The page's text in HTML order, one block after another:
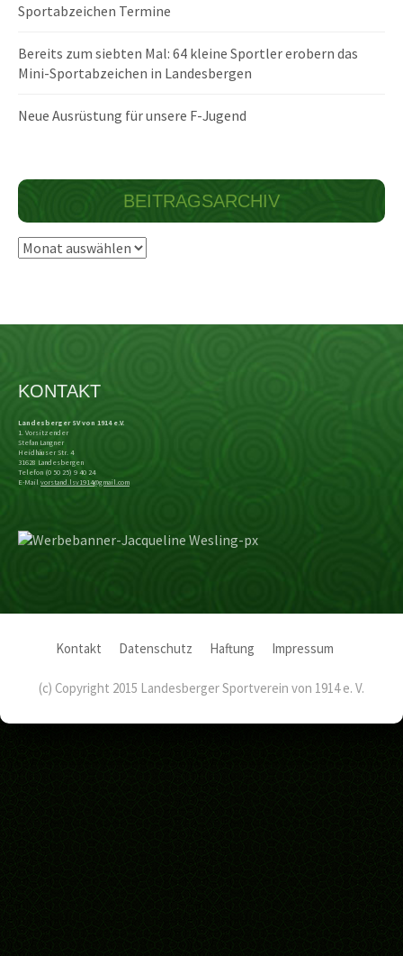
Sportabzeichen Termine
Bereits zum siebten Mal: 64 kleine Sportler erobern das
Mini-Sportabzeichen in Landesbergen
Neue Ausrüstung für unsere F-Jugend
BEITRAGSARCHIV
Beitragsarchiv
KONTAKT
Landesberger SV von 1914 e.V.
1. Vorsitzender
Stefan Langner
Heidhäuser Str. 4
31628 Landesbergen
Telefon (0 50 25) 9 40 24
E-Mail vorstand.lsv1914@gmail.com
Kontakt Datenschutz Haftung Impressum
(c) Copyright 2015 Landesberger Sportverein von 1914 e. V.